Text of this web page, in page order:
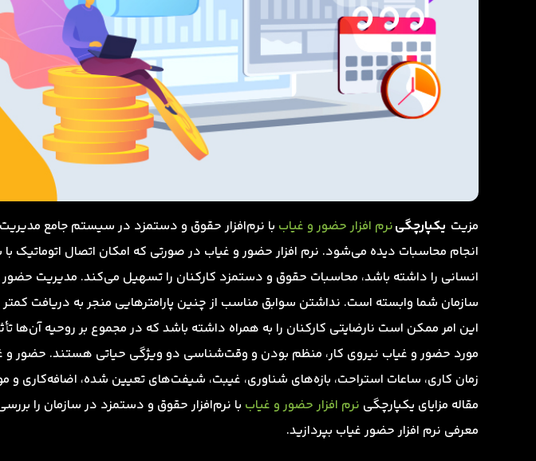
مزیت یکپارچگینرم افزار حضور و غیاب با نرم‌افزار حقوق و دستمزد در سیستم جامع
انجام محاسبات دیده می‌شود. نرم افزار حضور و غیاب در صورتی که امکان اتصال اتوماتیک
انسانی را داشته باشد، محاسبات حقوق و دستمزد کارکنان را تسهیل می‌کند. مدیریت حضور
سازمان شما وابسته است. نداشتن سوابق مناسب از چنین پارامترهایی منجر به دریافت
این امر ممکن است نارضایتی کارکنان را به همراه داشته باشد که در مجموع بر روحیه آن‌ها
مورد حضور و غیاب نیروی کار، منظم بودن و وقت‌شناسی دو ویژگی حیاتی هستند. حضور و
زمان کاری، ساعات استراحت، بازه‌های شناوری، غیبت، شیفت‌های تعیین شده، اضافه‌کاری و
مقاله مزایای یکپارچگی نرم افزار حضور و غیاب با نرم‌افزار حقوق و دستمزد در سازمان را
معرفی نرم افزار حضور غیاب بپردازید.